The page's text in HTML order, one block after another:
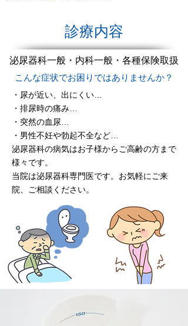
診療内容
泌尿器科一般・内科一般・各種保険取扱
こんな症状でお困りではありませんか？
・尿が近い、出にくい…
・排尿時の痛み…
・突然の血尿…
・男性不妊や勃起不全など…
泌尿器科の病気はお子様からご高齢の方まで
様々です。
当院は泌尿器科専門医です。お気軽にご来
院、ご相談ください。